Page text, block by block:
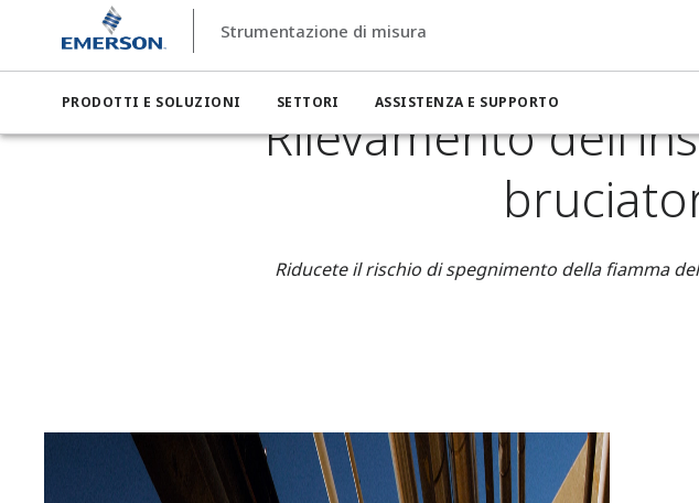
Strumentazione di misura
PRODOTTI E SOLUZIONI SETTORI ASSISTENZA E SUPPORTO
Strumentazione di misura
Rilevamento
Riducete il rischio di spegnimento della fiamma